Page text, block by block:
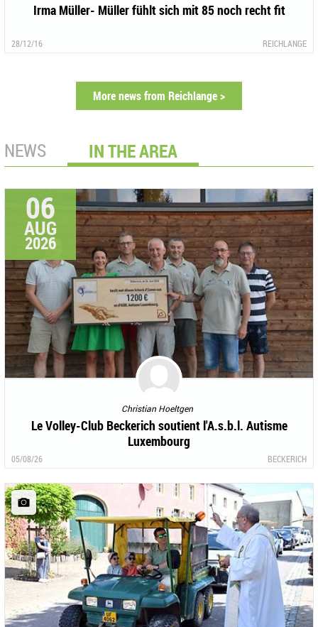
Irma Müller- Müller fühlt sich mit 85 noch recht fit
28/12/16 REICHLANGE
More news from Reichlange >
NEWS IN THE AREA
06
AUG
2026
Christian Hoeltgen
Le Volley-Club Beckerich soutient l'A.s.b.l. Autisme
Luxembourg
05/08/26 BECKERICH